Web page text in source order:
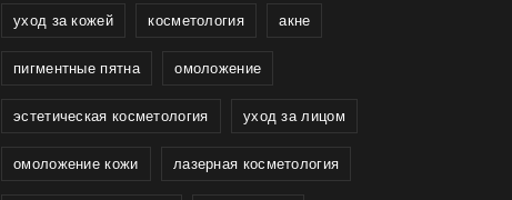
уход за кожей косметология акне
пигментные пятна омоложение
эстетическая косметология уход за лицом
омоложение кожи лазерная косметология